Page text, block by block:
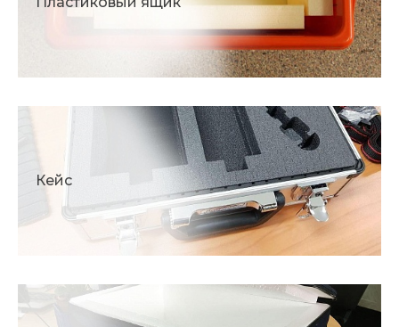
Кейс